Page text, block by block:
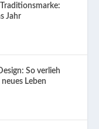
Jahr
So verlieh
Leben